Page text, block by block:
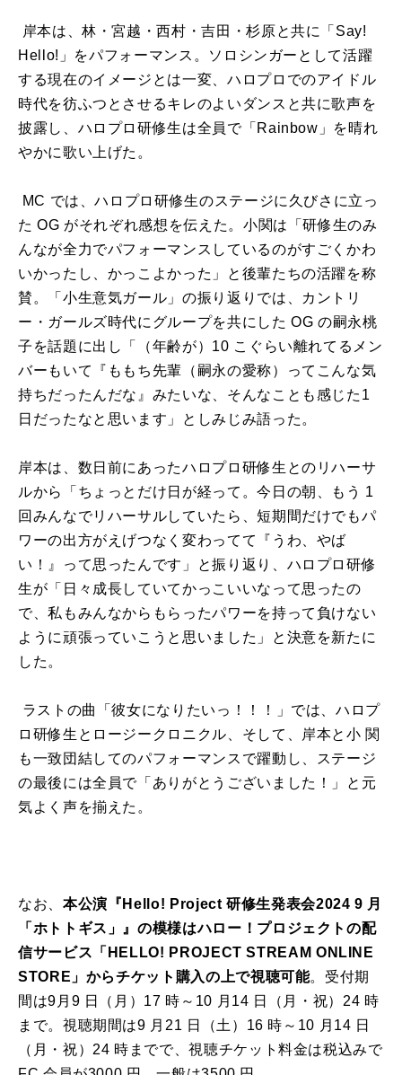
岸本は、林・宮越・西村・吉田・杉原と共に「 Say!
Hello! 」をパフォーマンス。ソロシンガーとして活躍
する現在のイメージとは一変、ハロプロでのアイドル
時代を彷ふつとさせるキレのよいダンスと共に歌声を
披露し、ハロプロ研修生は全員で「 Rainbow 」を晴れ
やかに歌い上げた。
MC では、ハロプロ研修生のステージに久びさに立っ
た OG がそれぞれ感想を伝えた。小関は「研修生のみ
んなが全力でパフォーマンスしているのがすごくかわ
いかったし、かっこよかった」と後輩たちの活躍を称
賛。「小生意気ガール」の振り返りでは、カントリ
ー・ガールズ時代にグループを共にした OG の嗣永桃
子を話題に出し「（年齢が） 10 こぐらい離れてるメン
バーもいて『ももち先輩（嗣永の愛称）ってこんな気
持ちだったんだな』みたいな、そんなことも感じた 1
日だったなと思います」としみじみ語った。
岸本は、数日前にあったハロプロ研修生とのリハーサ
ルから「ちょっとだけ日が経って。今日の朝、もう 1
回みんなでリハーサルしていたら、短期間だけでもパ
ワーの出方がえげつなく変わってて『うわ、やば
い！』って思ったんです」と振り返り、ハロプロ研修
生が「日々成⾧していてかっこいいなって思ったの
で、私もみんなからもらったパワーを持って負けない
ように頑張っていこうと思いました」と決意を新たに
した。
ラストの曲「彼女になりたいっ！！！」では、ハロプ
ロ研修生とロージークロニクル、そして、岸本と小 関
も一致団結してのパフォーマンスで躍動し、ステージ
の最後には全員で「ありがとうございました！」と元
気よく声を揃えた。
なお、 本公演『Hello! Project 研修生発表会2024 9 月
「ホトトギス」』の模様はハロー！プロジェクトの配
信サービス「HELLO! PROJECT STREAM ONLINE
STORE」からチケット購入の上で視聴可能。受付期
間は9 月 9 日（月） 17 時～ 10 月14 日（月・祝） 24 時
まで。視聴期間は9 月21 日（土） 16 時～ 10 月14 日
（月・祝） 24 時までで、視聴チケット料金は税込みで